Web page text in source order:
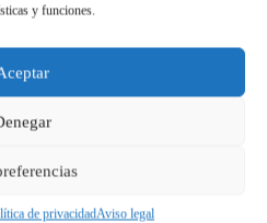
y funciones.
de privacidadAviso legal